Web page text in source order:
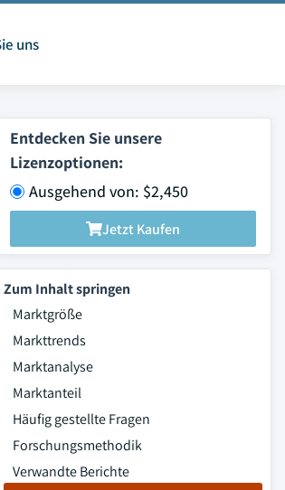
uns
Entdecken Sie unsere
Lizenzoptionen:
Ausgehend von: $2,450
Jetzt Kaufen
Zum Inhalt springen
Marktgröße
Markttrends
Marktanalyse
Marktanteil
Häufig gestellte Fragen
Forschungsmethodik
Verwandte Berichte